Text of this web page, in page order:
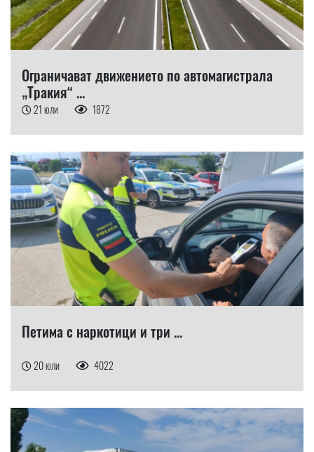
Ограничават движението по автомагистрала
„Тракия“ ...
21 юли 1872
Петима с наркотици и три ...
20 юли 4022